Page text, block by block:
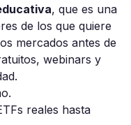
, que es una
de los que quiere
mercados antes de
webinars y
reales hasta